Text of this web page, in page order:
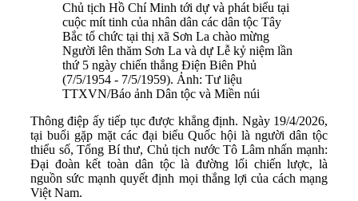
Chủ tịch Hồ Chí Minh tới dự và phát biểu tại
cuộc mít tinh của nhân dân các dân tộc Tây
Bắc tổ chức tại thị xã Sơn La chào mừng
Người lên thăm Sơn La và dự Lễ kỷ niệm lần
thứ 5 ngày chiến thắng Điện Biên Phủ
(7/5/1954 - 7/5/1959). Ảnh: Tư liệu
TTXVN/Báo ảnh Dân tộc và Miền núi
Thông điệp ấy tiếp tục được khẳng định. Ngày 19/4/2026,
tại buổi gặp mặt các đại biểu Quốc hội là người dân tộc
thiểu số, Tổng Bí thư, Chủ tịch nước Tô Lâm nhấn mạnh:
Đại đoàn kết toàn dân tộc là đường lối chiến lược, là
nguồn sức mạnh quyết định mọi thắng lợi của cách mạng
Việt Nam.